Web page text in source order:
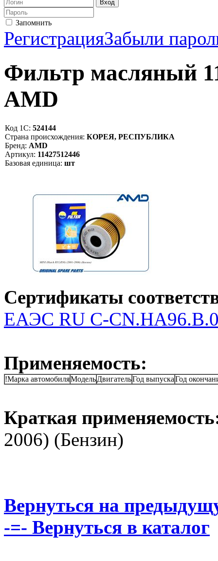
Запомнить
РегистрацияЗабыли
Фильтр масляный
AMD
Код 1С: 524144
Страна происхождения: КОРЕЯ, РЕСПУБЛИКА
Бренд: AMD
Артикул: 11427512446
Базовая единица: шт
Сертификаты
ЕАЭС RU С-
Применяемость:
!Марка автомобиляМодельДвигательГод выпускаГод
Краткая
2006) (Бензин)
Вернуться на
-=- Вернуться в каталог